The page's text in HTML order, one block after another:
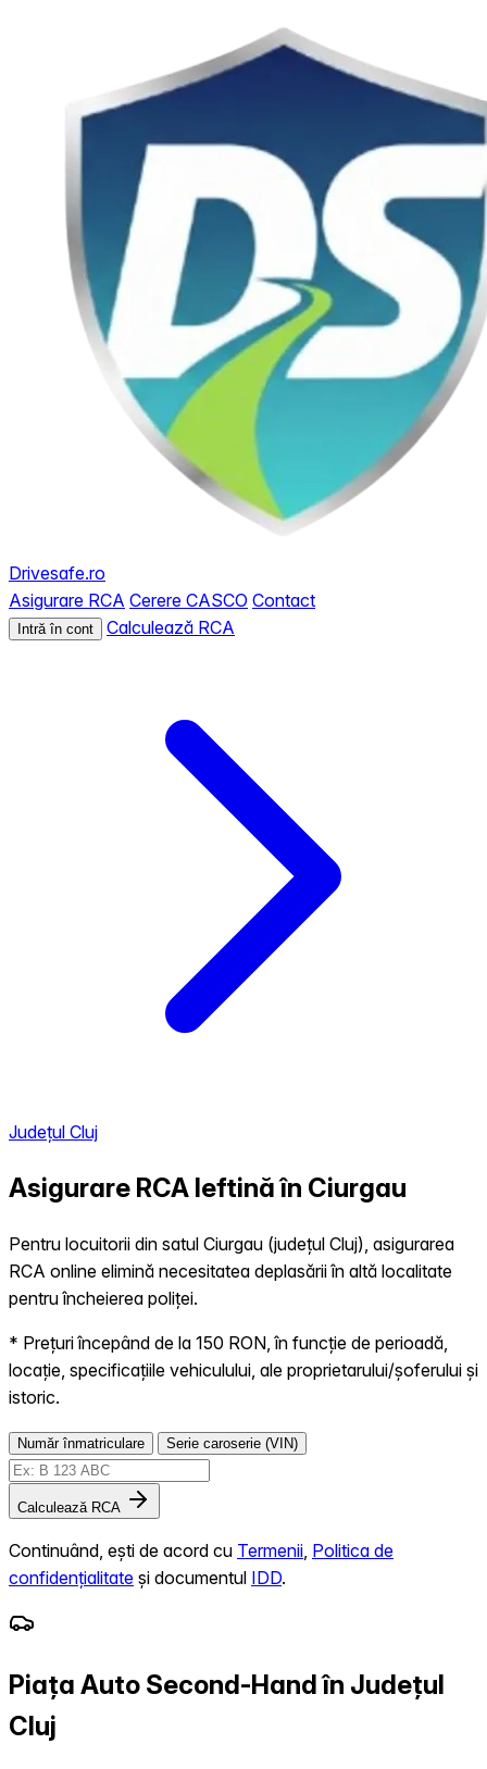
Drivesafe.ro
Asigurare RCA Cerere CASCO Contact
Intră în cont Calculează RCA
Județul Cluj
Asigurare RCA Ieftină în Ciurgau
Pentru locuitorii din satul Ciurgau (județul Cluj), asigurarea
RCA online elimină necesitatea deplasării în altă localitate
pentru încheierea poliței.
* Prețuri începând de la 150 RON, în funcție de perioadă,
locație, specificațiile vehiculului, ale proprietarului/șoferului și
istoric.
Număr înmatriculare Serie caroserie (VIN)
Calculează RCA
Continuând, ești de acord cu Termenii Politica de
confidențialitate și documentul IDD.
Piața Auto Second-Hand în Județul
Cluj